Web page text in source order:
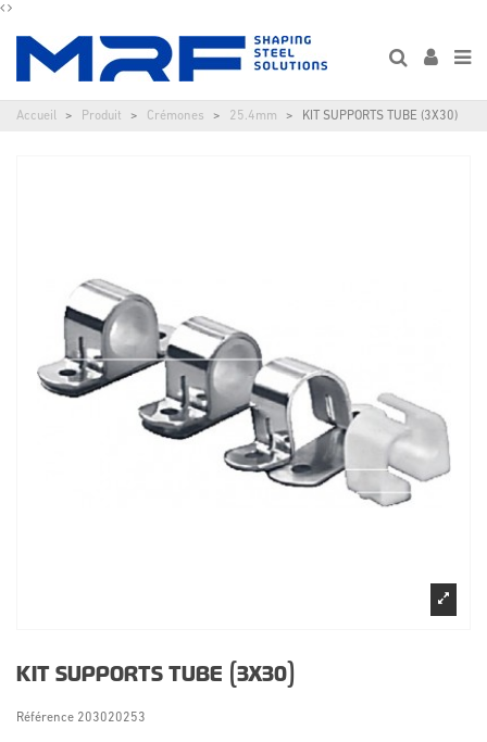
Accueil Produit Crémones 25.4mm KIT SUPPORTS TUBE (3X30)
KIT SUPPORTS TUBE (3X30)
Référence 203020253